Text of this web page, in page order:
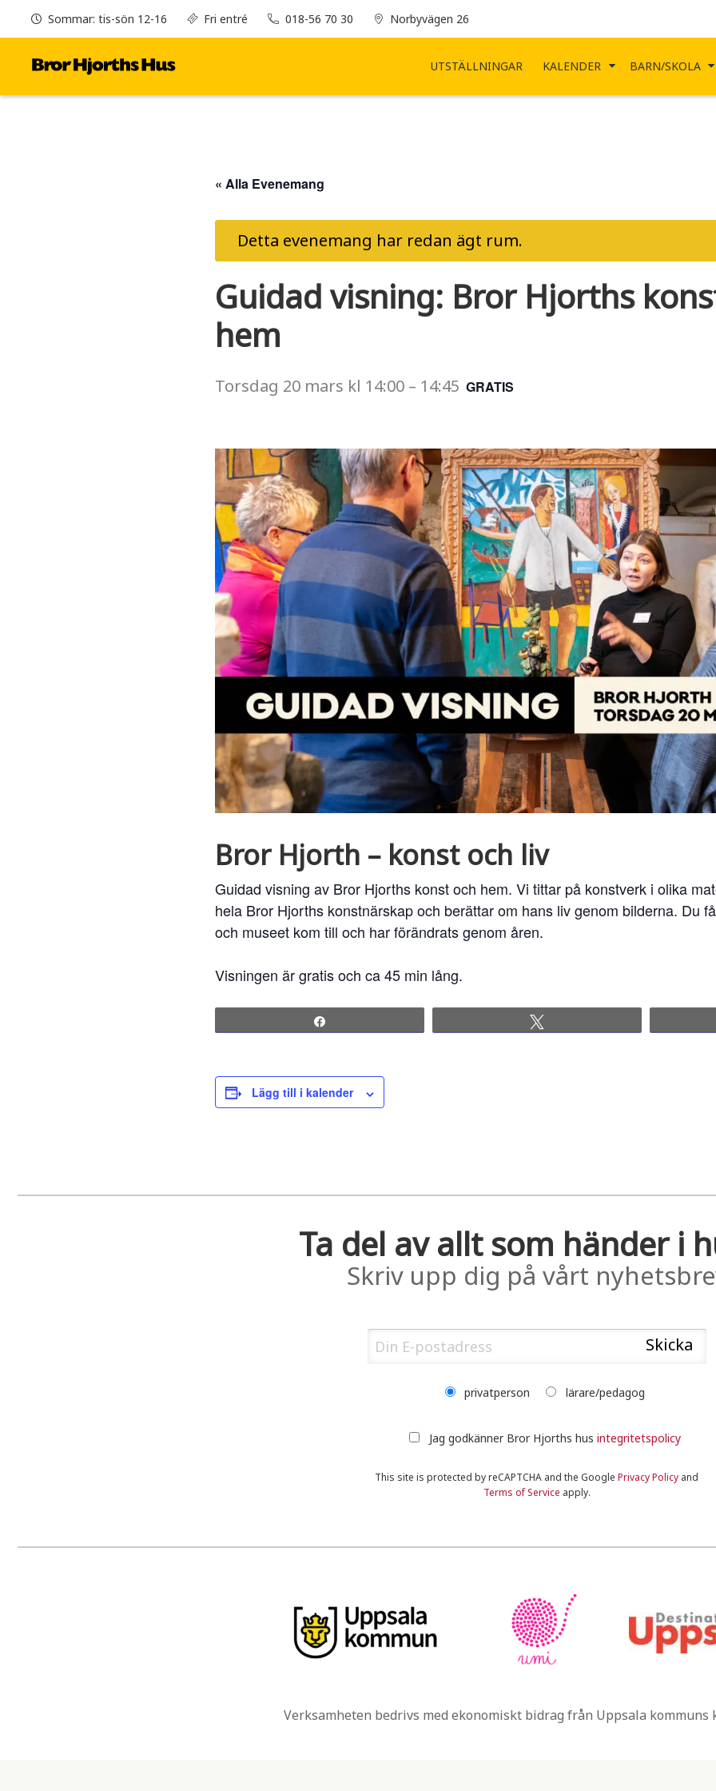
Sommar: tis-sön 12-16 Fri entré 018-56 70 30 Norbyvägen 26
UTSTÄLLNINGAR KALENDER BARN/SKOLA
« Alla Evenemang
Detta evenemang har redan ägt rum.
Guidad visning: Bror Hjorths
hem
Torsdag 20 mars kl 14:00– 14:45 GRATIS
Bror Hjorth – konst och liv
Guidad visning av Bror Hjorths konst och hem. Vi tittar på konstverk i olika
hela Bror Hjorths konstnärskap och berättar om hans liv genom bilderna. Du
och museet kom till och har förändrats genom åren.
Visningen är gratis och ca 45 min lång.
Lägg till i kalender
Ta del av allt som händer i
Skriv upp dig på vårt
privatperson lärare/pedagog
Jag godkänner Bror Hjorths hus integritetspolicy
This site is protected by reCAPTCHA and the GooglePrivacy Policy and
Terms of Service apply.
Verksamheten bedrivs med ekonomiskt bidrag från Uppsala kommuns